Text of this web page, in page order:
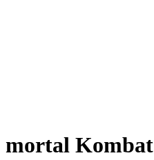
mortal Kombat